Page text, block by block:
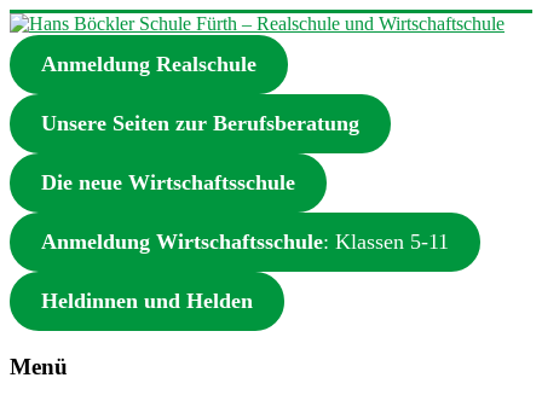
Zum
Inhalt
springen
Hans
Böckler
Schule
Fürth
–
Realschule
und
Wirtschaftschule
Realschule
und
in
Anmeldung Realschule
Unsere Seiten zur Berufsberatung
Die neue Wirtschaftsschule
Anmeldung Wirtschaftsschule: Klassen 5-11
Heldinnen und Helden
Menü